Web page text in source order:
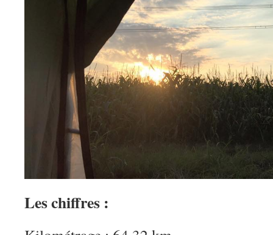
Les chiffres :